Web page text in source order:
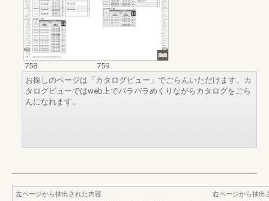
758
759
お探しのページは「カタログビュー」でごらんいただけます。カ
タログビューではweb上でパラパラめくりながらカタログをごら
んになれます。
左ページから抽出された内容
右ページから抽出